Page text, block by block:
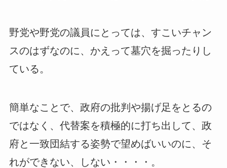
野党や野党の議員にとっては、すこいチャン
スのはずなのに、かえって墓穴を掘ったりし
ている。
簡単なことで、政府の批判や揚げ足をとるの
ではなく、代替案を積極的に打ち出して、政
府と一致団結する姿勢で望めばいいのに、そ
れができない、しない・・・・。